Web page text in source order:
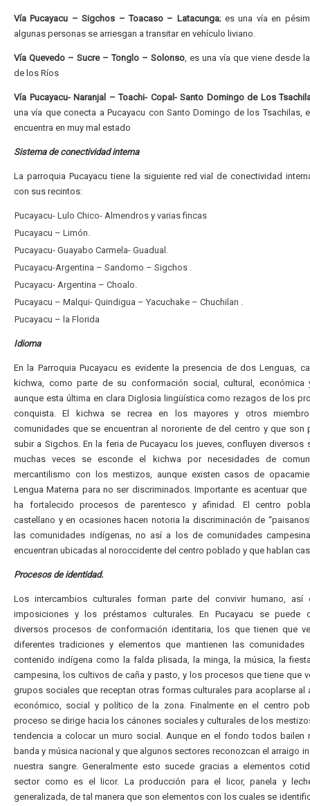
Vía Pucayacu – Sigchos – Toacaso – Latacunga; es una vía en
algunas personas se arriesgan a transitar en vehículo liviano.
Vía Quevedo – Sucre – Tonglo – Solonso, es una vía que viene desde
de los Ríos
Vía Pucayacu- Naranjal – Toachi- Copal- Santo Domingo de Los
una vía que conecta a Pucayacu con Santo Domingo de los Tsachilas,
encuentra en muy mal estado
Sistema de conectividad interna
La parroquia Pucayacu tiene la siguiente red vial de conectividad
con sus recintos:
Pucayacu- Lulo Chico- Almendros y varias fincas
Pucayacu – Limón.
Pucayacu- Guayabo Carmela- Guadual.
Pucayacu-Argentina – Sandomo – Sigchos .
Pucayacu- Argentina – Choalo.
Pucayacu – Malqui- Quindigua – Yacuchake – Chuchilan .
Pucayacu – la Florida
Idioma
En la Parroquia Pucayacu es evidente la presencia de dos Lenguas,
kichwa, como parte de su conformación social, cultural, económica
aunque esta última en clara Diglosia lingüística como rezagos de los
conquista. El kichwa se recrea en los mayores y otros
comunidades que se encuentran al nororiente de del centro y que son
subir a Sigchos. En la feria de Pucayacu los jueves, confluyen diversos
muchas veces se esconde el kichwa por necesidades de
mercantilismo con los mestizos, aunque existen casos de
Lengua Materna para no ser discriminados. Importante es acentuar que
ha fortalecido procesos de parentesco y afinidad. El centro
castellano y en ocasiones hacen notoria la discriminación de
las comunidades indígenas, no así a los de comunidades
encuentran ubicadas al noroccidente del centro poblado y que hablan
Procesos de identidad.
Los intercambios culturales forman parte del convivir humano, así
imposiciones y los préstamos culturales. En Pucayacu se puede
diversos procesos de conformación identitaria, los que tienen que
diferentes tradiciones y elementos que mantienen las comunidades
contenido indígena como la falda plisada, la minga, la música, la
campesina, los cultivos de caña y pasto, y los procesos que tiene que
grupos sociales que receptan otras formas culturales para acoplarse al
económico, social y político de la zona. Finalmente en el centro
proceso se dirige hacia los cánones sociales y culturales de los
tendencia a colocar un muro social. Aunque en el fondo todos bailen
banda y música nacional y que algunos sectores reconozcan el arraigo
nuestra sangre. Generalmente esto sucede gracias a elementos
sector como es el licor. La producción para el licor, panela y
generalizada, de tal manera que son elementos con los cuales se